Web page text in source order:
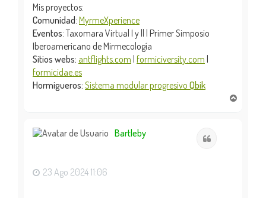
Mis proyectos:
Comunidad: MyrmeXperience
Eventos: Taxomara Virtual I y || | Primer Simposio
Iberoamericano de Mirmecología
Sitios webs: antflights.com | formiciversity.com |
formicidae.es
Hormigueros: Sistema modular progresivo Qbik
Bartleby
23 Ago 2024 11:06